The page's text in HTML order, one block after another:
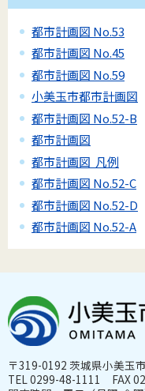
都市計画図 No.53
都市計画図 No.45
都市計画図 No.59
小美玉市都市計画図
都市計画図 No.52-B
都市計画図
都市計画図 凡例
都市計画図 No.52-C
都市計画図 No.52-D
都市計画図 No.52-A
〒319-0192 茨城県小美玉
TEL 0299-48-1111 FAX